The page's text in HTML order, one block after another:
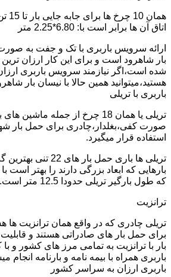
اتاق آن ها برابر است با: 6.80*2.25 متر
ارائه سرویس باربری با تک و جفت به
بار شاهرود است و برای این کار ارزان ترین
شده است،اگر نیازمند سرویس باربری
هستید،میتوانید همین حالا با نیسان بار
باربری با تریلی
تریلی یا همان 18 چرخ از جمله
صورت کفی،بغلدار،چادری برای حمل بار
استفاده قرار میگیرد.
تریلی ها باری حمل بار
بارهایی که ابعاد بزرگی دارند را بهتر است
که طول بارگیر تریلی حدودا 12.5 متر است.
ترانزیت
تریلی چادری که در واقع همان ترانزیت ها
برای حمل بار های صادراتی هستند و
بار با ترانزیت به تمامی مرز های کشور و با
باربری همراه با بیمه نامه و بارنامه انجام
باربری ارزان به سراسر کشور